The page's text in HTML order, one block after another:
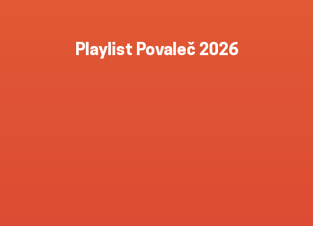
Playlist Povaleč 2026